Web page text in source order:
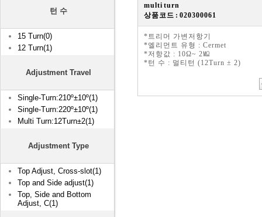
턴 수
15 Turn(0)
12 Turn(1)
Adjustment Travel
Single-Turn:210º±10º(1)
Single-Turn:220º±10º(1)
Multi Turn:12Turn±2(1)
Adjustment Type
Top Adjust, Cross-slot(1)
Top and Side adjust(1)
Top, Side and Bottom
Adjust, C(1)
multi turn
상품코드 : 020300061
*트리머 가변저항기
*엘리먼트 유형 : Cermet
*저항값 : 10Ω~ 2㏁
*턴 수 : 멀티턴 (12Turn ± 2)